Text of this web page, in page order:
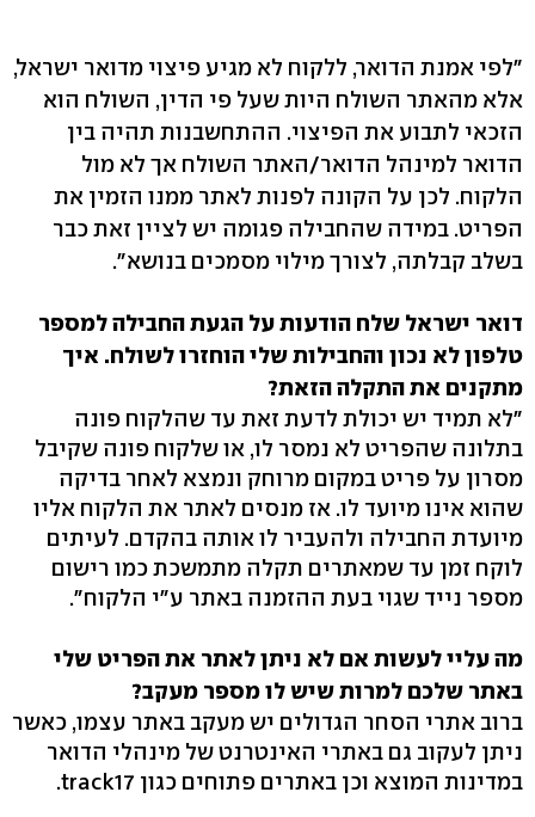
"לפי אמנת הדואר, ללקוח לא מגיע פיצוי מדואר ישראל,
אלא מהאתר השולח היות שעל פי הדין, השולח הוא
הזכאי לתבוע את הפיצוי. ההתחשבנות תהיה בין
הדואר למינהל הדואר/האתר השולח אך לא מול
הלקוח. לכן על הקונה לפנות לאתר ממנו הזמין את
הפריט. במידה שהחבילה פגומה יש לציין זאת כבר
בשלב קבלתה, לצורך מילוי מסמכים בנושא".
דואר ישראל שלח הודעות על הגעת החבילה למספר
טלפון לא נכון והחבילות שלי הוחזרו לשולח. איך
מתקנים את התקלה הזאת?
"לא תמיד יש יכולת לדעת זאת עד שהלקוח פונה
בתלונה שהפריט לא נמסר לו, או שלקוח פונה שקיבל
מסרון על פריט במקום מרוחק ונמצא לאחר בדיקה
שהוא אינו מיועד לו. אז מנסים לאתר את הלקוח אליו
מיועדת החבילה ולהעביר לו אותה בהקדם. לעיתים
לוקח זמן עד שמאתרים תקלה מתמשכת כמו רישום
מספר נייד שגוי בעת ההזמנה באתר ע"י הלקוח".
מה עליי לעשות אם לא ניתן לאתר את הפריט שלי
באתר שלכם למרות שיש לו מספר מעקב?
ברוב אתרי הסחר הגדולים יש מעקב באתר עצמו, כאשר
ניתן לעקוב גם באתרי האינטרנט של מינהלי הדואר
במדינות המוצא וכן באתרים פתוחים כגון track17.